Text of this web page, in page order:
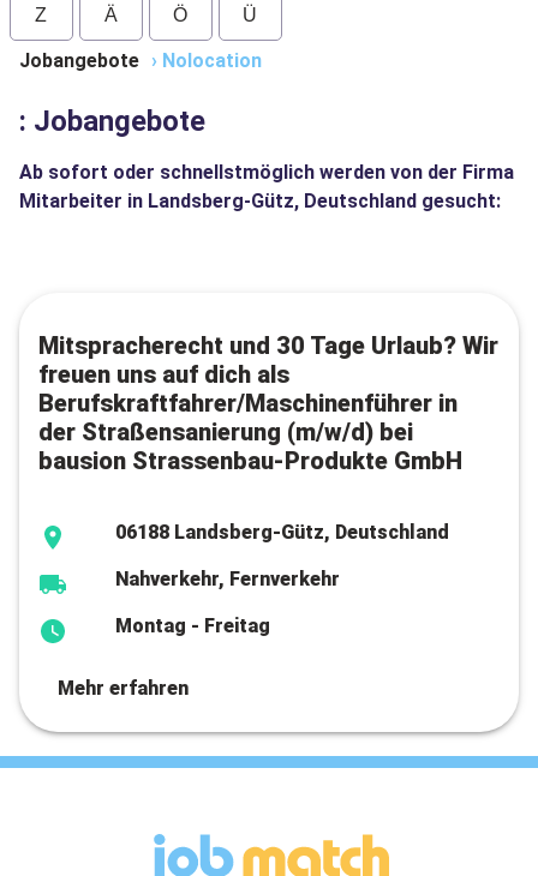
Z Ä Ö Ü
Jobangebote › Nolocation
: Jobangebote
Ab sofort oder schnellstmöglich werden von der Firma
Mitarbeiter in Landsberg-Gütz, Deutschland gesucht:
Mitspracherecht und 30 Tage Urlaub? Wir
freuen uns auf dich als
Berufskraftfahrer/Maschinenführer in
der Straßensanierung (m/w/d) bei
bausion Strassenbau-Produkte GmbH
06188 Landsberg-Gütz, Deutschland
Nahverkehr, Fernverkehr
Montag - Freitag
Mehr erfahren